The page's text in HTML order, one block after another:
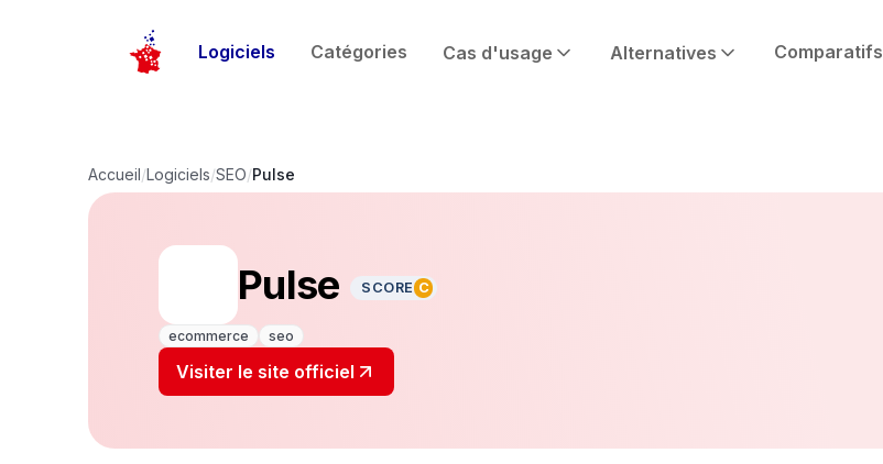
Logiciels Catégories Cas d'usage Alternatives Comparatifs
Accueil/Logiciels/SEO/Pulse
Pulse SCORE C
ecommerce seo
Visiter le site officiel